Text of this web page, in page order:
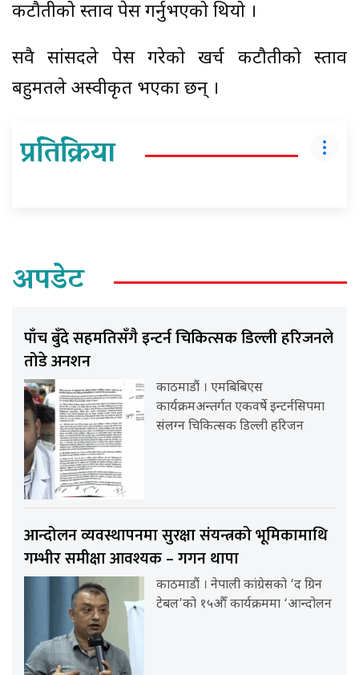
कटौतीको प्रस्ताव पेस गर्नुभएको थियो ।
सवै सांसदले पेस गरेकाे खर्च कटौतीको प्रस्ताव
बहुमतले अस्वीकृत भएका छन् ।
प्रतिक्रिया
अपडेट
पाँच बुँदे सहमतिसँगै इन्टर्न चिकित्सक डिल्ली हरिजनले
तोडे अनशन
काठमाडौं । एमबिबिएस
कार्यक्रमअन्तर्गत एकवर्षे इन्टर्नसिपमा
संलग्न चिकित्सक डिल्ली हरिजन
आन्दोलन व्यवस्थापनमा सुरक्षा संयन्त्रको भूमिकामाथि
गम्भीर समीक्षा आवश्यक – गगन थापा
काठमाडौं । नेपाली कांग्रेसको ‘द ग्रिन
टेबल’को १५औँ कार्यक्रममा ‘आन्दोलन